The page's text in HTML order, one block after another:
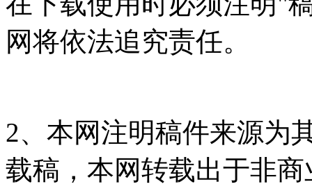
网将依法追究责任。
2、本网注明稿件来源为
载稿，本网转载出于非